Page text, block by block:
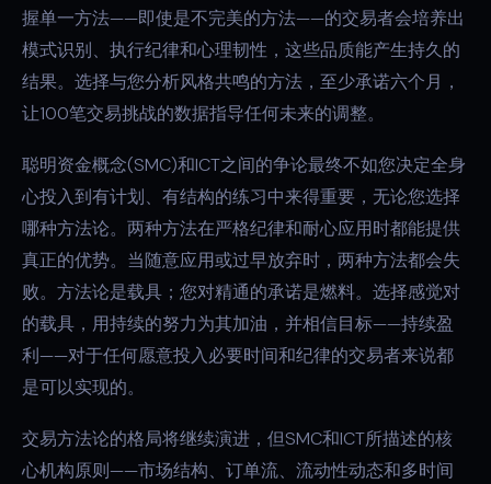
握单一方法——即使是不完美的方法——的交易者会培养出
模式识别、执行纪律和心理韧性，这些品质能产生持久的
结果。选择与您分析风格共鸣的方法，至少承诺六个月，
让100笔交易挑战的数据指导任何未来的调整。
聪明资金概念(SMC)和ICT之间的争论最终不如您决定全身
心投入到有计划、有结构的练习中来得重要，无论您选择
哪种方法论。两种方法在严格纪律和耐心应用时都能提供
真正的优势。当随意应用或过早放弃时，两种方法都会失
败。方法论是载具；您对精通的承诺是燃料。选择感觉对
的载具，用持续的努力为其加油，并相信目标——持续盈
利——对于任何愿意投入必要时间和纪律的交易者来说都
是可以实现的。
交易方法论的格局将继续演进，但SMC和ICT所描述的核
心机构原则——市场结构、订单流、流动性动态和多时间